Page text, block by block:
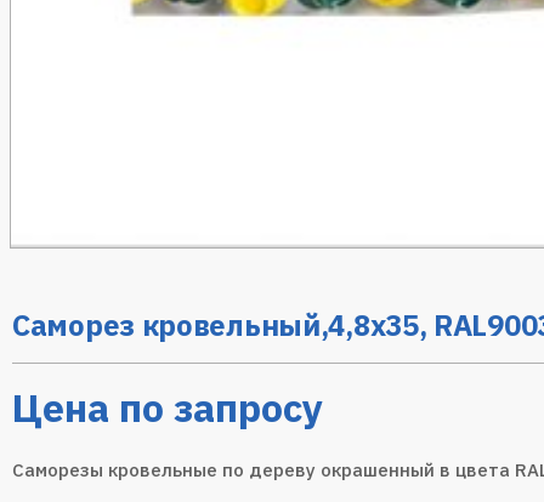
Саморез кровельный,4,8х35,
Цена по запросу
Саморезы кровельные по дереву окрашенный в цвета